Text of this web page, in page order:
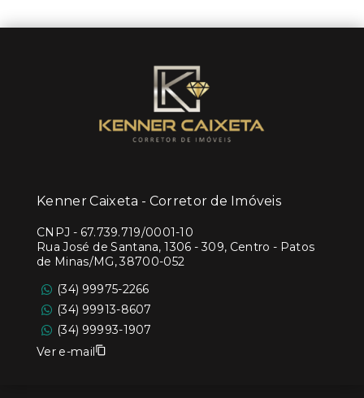
Kenner Caixeta - Corretor de Imóveis
CNPJ - 67.739.719/0001-10
Rua José de Santana, 1306 - 309, Centro - Patos
de Minas/MG, 38700-052
(34) 99975-2266
(34) 99913-8607
(34) 99993-1907
Ver e-mail